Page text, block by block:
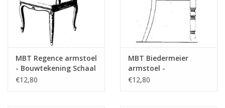
MBT Regence armstoel
- Bouwtekening Schaal
1 : N/A (45.36.008)
€12,80
MBT Biedermeier
armstoel -
Bouwtekening Schaal 1
€12,80